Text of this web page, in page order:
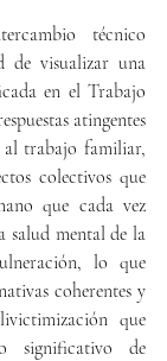
técnico
de visualizar una
en el Trabajo
atingentes
trabajo familiar,
colectivos que
que cada vez
salud mental de la
lo que
coherentes y
que
significativo de